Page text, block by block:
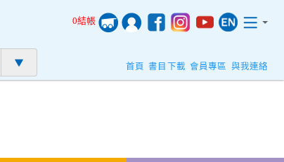
0結帳
首頁 書目下載 會員專區 與我連絡